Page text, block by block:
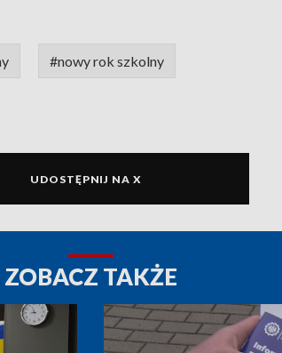
#nowy rok szkolny
UDOSTĘPNIJ NA X
ZOBACZ TAKŻE